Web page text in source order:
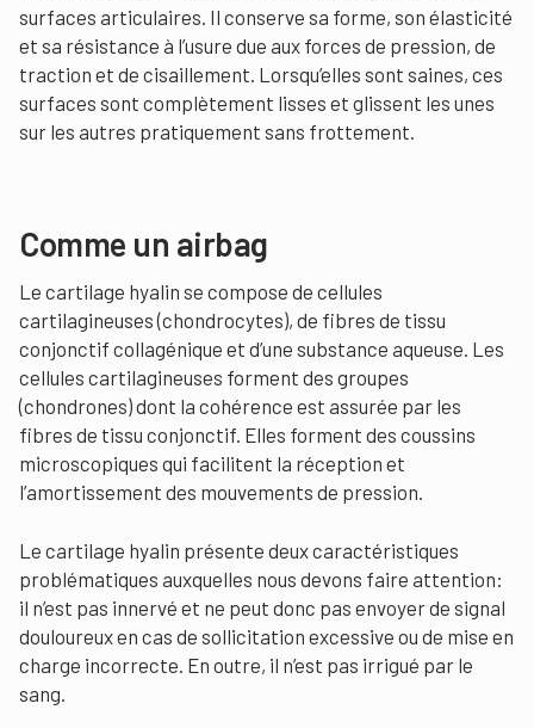
surfaces articulaires. Il conserve sa forme, son élasticité
et sa résistance à l’usure due aux forces de pression, de
traction et de cisaillement. Lorsqu’elles sont saines, ces
surfaces sont complètement lisses et glissent les unes
sur les autres pratiquement sans frottement.
Comme un airbag
Le cartilage hyalin se compose de cellules
cartilagineuses (chondrocytes), de fibres de tissu
conjonctif collagénique et d’une substance aqueuse. Les
cellules cartilagineuses forment des groupes
(chondrones) dont la cohérence est assurée par les
fibres de tissu conjonctif. Elles forment des coussins
microscopiques qui facilitent la réception et
l’amortissement des mouvements de pression.
Le cartilage hyalin présente deux caractéristiques
problématiques auxquelles nous devons faire attention:
il n’est pas innervé et ne peut donc pas envoyer de signal
douloureux en cas de sollicitation excessive ou de mise en
charge incorrecte. En outre, il n’est pas irrigué par le
sang.